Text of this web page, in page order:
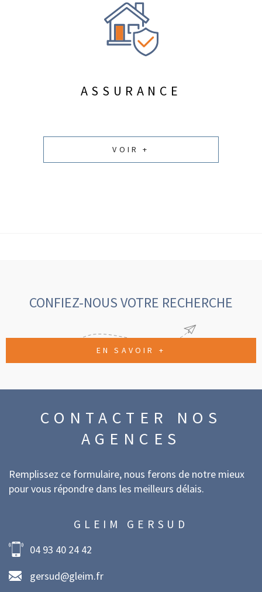
ASSURANCE
VOIR +
CONFIEZ-NOUS VOTRE RECHERCHE
EN SAVOIR +
CONTACTER NOS
AGENCES
Remplissez ce formulaire, nous ferons de notre mieux
pour vous répondre dans les meilleurs délais.
GLEIM GERSUD
04 93 40 24 42
gersud@gleim.fr